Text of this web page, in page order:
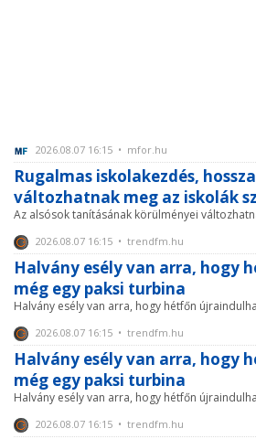
2026.08.07 16:15 • mfor.hu
Rugalmas iskolakezdés,
változhatnak meg az iskolák
Az alsósok tanításának körülményei
2026.08.07 16:15 • trendfm.hu
Halvány esély van arra, hogy
még egy paksi turbina
Halvány esély van arra, hogy hétfőn
2026.08.07 16:15 • trendfm.hu
Halvány esély van arra, hogy
még egy paksi turbina
Halvány esély van arra, hogy hétfőn
2026.08.07 16:15 • trendfm.hu